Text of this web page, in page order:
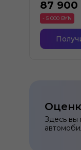
87 900
- 5 000 BYN
Здесь вы